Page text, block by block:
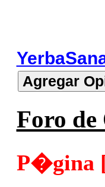
Foro
P�gina